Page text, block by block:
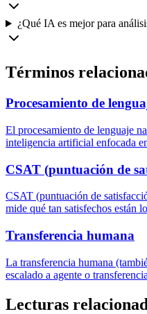
¿Qué IA es mejor para
Términos
Procesamiento de
El procesamiento de lenguaje
inteligencia artificial enfocada
CSAT (puntuación de
CSAT (puntuación de
mide qué tan satisfechos están
Transferencia humana
La transferencia humana
escalado a agente o
Lecturas